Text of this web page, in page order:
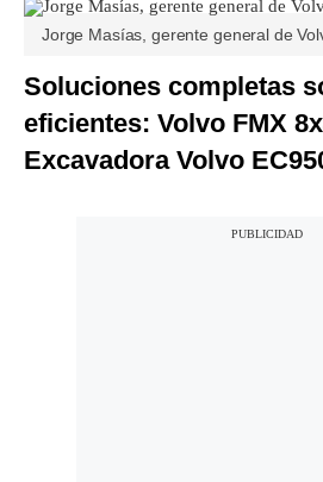
Jorge Masías, gerente general de
Soluciones completas
eficientes: Volvo FMX
Excavadora Volvo